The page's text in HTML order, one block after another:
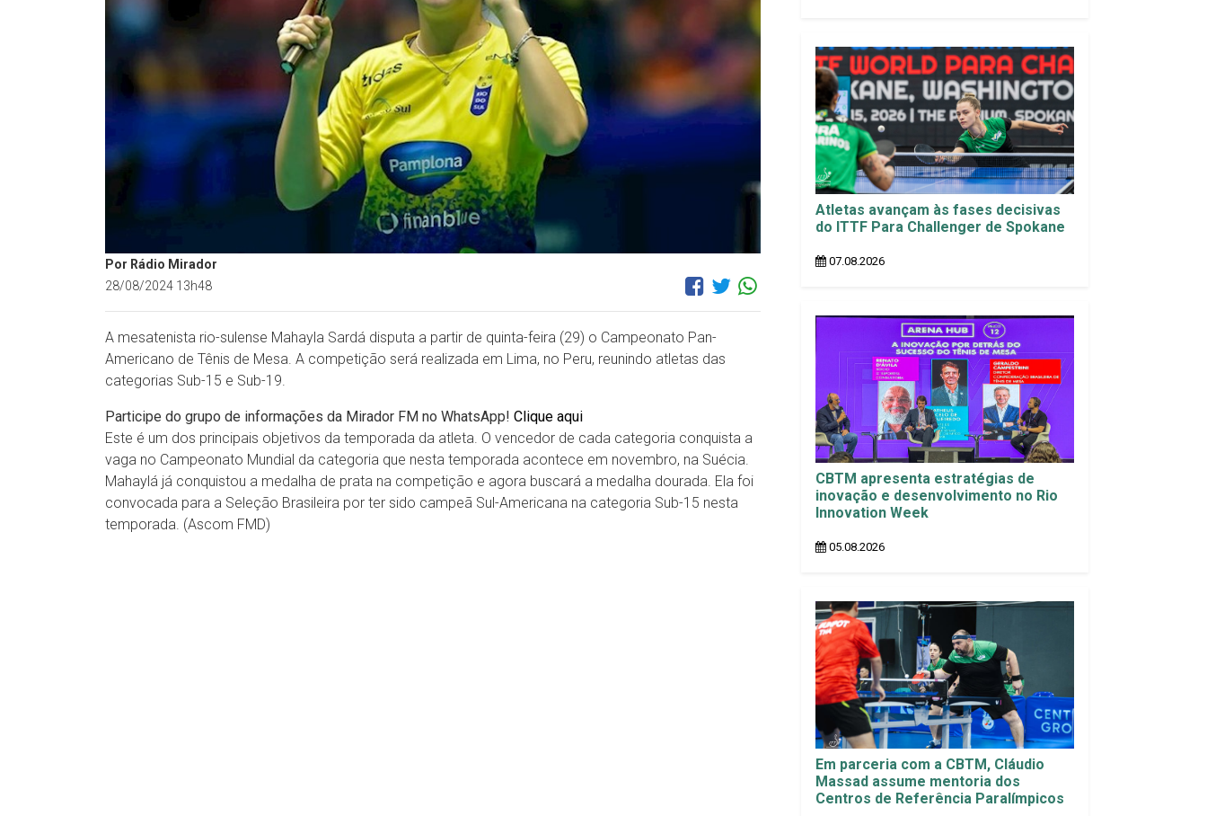
Por Rádio Mirador
28/08/2024 13h48
A mesatenista rio-sulense Mahayla Sardá disputa a partir de quinta-feira (29) o Campeonato Pan-
Americano de Tênis de Mesa. A competição será realizada em Lima, no Peru, reunindo atletas das
categorias Sub-15 e Sub-19.
Participe do grupo de informações da Mirador FM no WhatsApp! Clique aqui
Este é um dos principais objetivos da temporada da atleta. O vencedor de cada categoria conquista a
vaga no Campeonato Mundial da categoria que nesta temporada acontece em novembro, na Suécia.
Mahaylá já conquistou a medalha de prata na competição e agora buscará a medalha dourada. Ela foi
convocada para a Seleção Brasileira por ter sido campeã Sul-Americana na categoria Sub-15 nesta
temporada. (Ascom FMD)
Atletas avançam às fases decisivas
do ITTF Para Challenger de Spokane
07.08.2026
CBTM apresenta estratégias de
inovação e desenvolvimento no Rio
Innovation Week
05.08.2026
Em parceria com a CBTM, Cláudio
Massad assume mentoria dos
Centros de Referência Paralímpicos